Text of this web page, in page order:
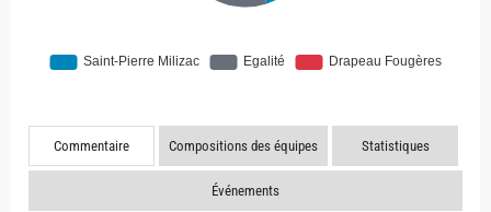
Commentaire Compositions des équipes Statistiques
Événements